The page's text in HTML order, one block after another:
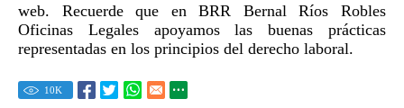
web. Recuerde que en BRR Bernal Ríos Robles
Oficinas Legales apoyamos las buenas prácticas
representadas en los principios del derecho laboral.
10K